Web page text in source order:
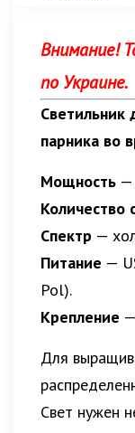
Внимание!
по Украине.
парника во
Мощность —
Количество
Спектр —
Питание —
Pol).
Крепление
Для
Свет нужен